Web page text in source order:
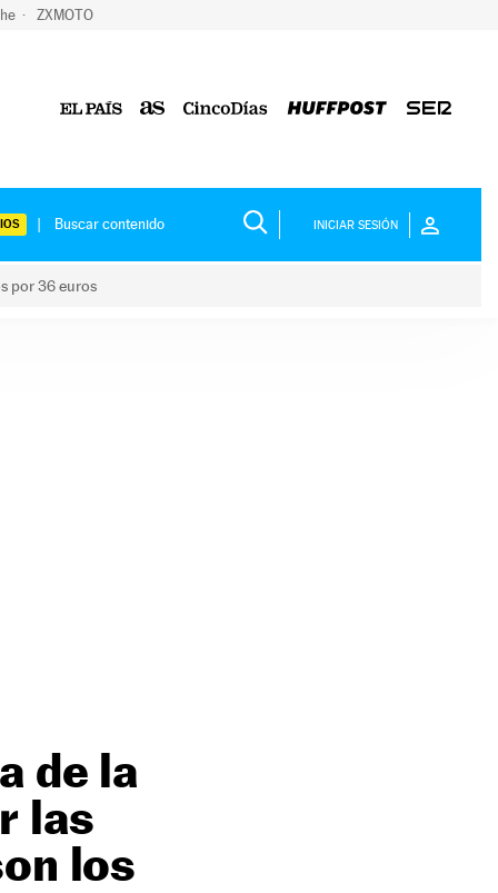
ZXMOTO
INICIAR SESIÓN
por 36 euros
de la
las
los